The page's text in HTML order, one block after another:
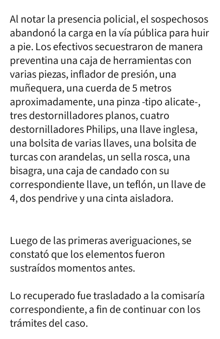
Al notar la presencia policial, el sospechosos
abandonó la carga en la vía pública para huir
a pie. Los efectivos secuestraron de manera
preventina una caja de herramientas con
varias piezas, inflador de presión, una
muñequera, una cuerda de 5 metros
aproximadamente, una pinza -tipo alicate-,
tres destornilladores planos, cuatro
destornilladores Philips, una llave inglesa,
una bolsita de varias llaves, una bolsita de
turcas con arandelas, un sella rosca, una
bisagra, una caja de candado con su
correspondiente llave, un teflón, un llave de
4, dos pendrive y una cinta aisladora.
Luego de las primeras averiguaciones, se
constató que los elementos fueron
sustraídos momentos antes.
Lo recuperado fue trasladado a la comisaría
correspondiente, a fin de continuar con los
trámites del caso.